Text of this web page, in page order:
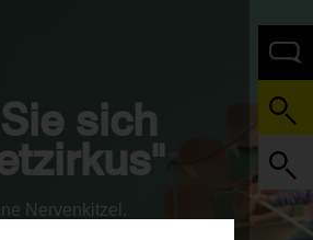
sich
Nervenkitzel.